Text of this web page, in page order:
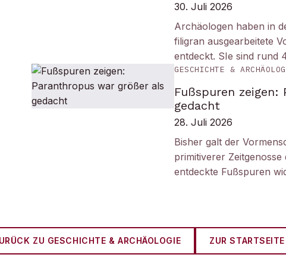
30. Juli 2026
Archäologen haben in
filigran ausgearbeitete
entdeckt. SIe sind rund
GESCHICHTE &
Fußspuren
gedacht
28. Juli 2026
Bisher galt der
primitiverer
entdeckte Fußspuren
ZU GESCHICHTE & ARCHÄOLOGIE ZUR STARTSEITE